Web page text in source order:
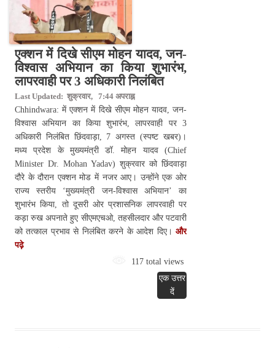
एक्शन में दिखे सीएम मोहन यादव, जन-
विश्वास अभियान का किया शुभारंभ,
लापरवाही पर 3 अधिकारी निलंबित
Last Updated: शुक्रवार, 7:44 अपराह्न
Chhindwara: में एक्शन में दिखे सीएम मोहन यादव, जन-
विश्वास अभियान का किया शुभारंभ, लापरवाही पर 3
अधिकारी निलंबित छिंदवाड़ा, 7 अगस्त (स्पष्ट खबर)।
मध्य प्रदेश के मुख्यमंत्री डॉ. मोहन यादव (Chief
Minister Dr. Mohan Yadav) शुक्रवार को छिंदवाड़ा
दौरे के दौरान एक्शन मोड में नजर आए। उन्होंने एक ओर
राज्य स्तरीय ‘मुख्यमंत्री जन-विश्वास अभियान’ का
शुभारंभ किया, तो दूसरी ओर प्रशासनिक लापरवाही पर
कड़ा रुख अपनाते हुए सीएमएचओ, तहसीलदार और पटवारी
को तत्काल प्रभाव से निलंबित करने के आदेश दिए। और
पढ़े
117 total views
एक उत्तर
दें